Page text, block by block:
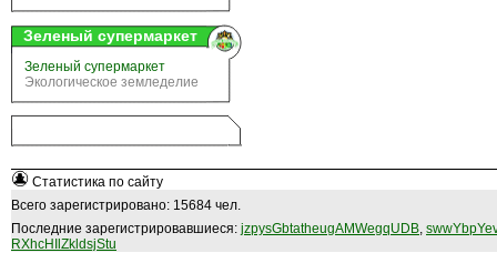
Зеленый супермаркет
Зеленый супермаркет
Экологическое земледелие
Статистика по сайту
Всего зарегистрировано: 15684 чел.
Последние зарегистрировавшиеся: jzpysGbtatheugAMWegqUDB,
RXhcHIlZkldsjStu